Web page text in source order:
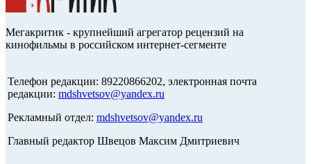
Мегакритик - крупнейший агрегатор рецензий на
кинофильмы в российском интернет-сегменте
Телефон редакции: 89220866202, электронная почта
редакции: mdshvetsov@yandex.ru
Рекламный отдел: mdshvetsov@yandex.ru
Главный редактор Швецов Максим Дмитриевич